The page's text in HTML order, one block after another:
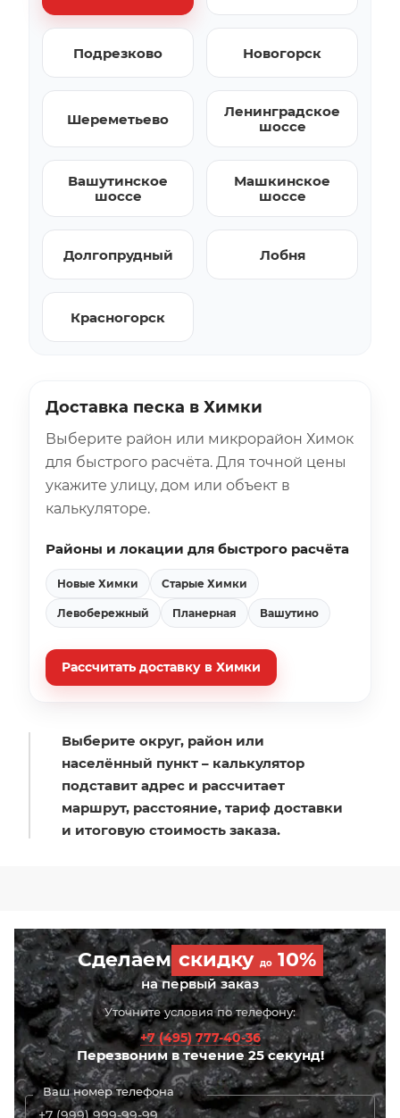
Подрезково Новогорск
Шереметьево
Ленинградское
шоссе
Вашутинское
шоссе
Машкинское
шоссе
Долгопрудный Лобня
Красногорск
Доставка песка в Химки
Выберите район или микрорайон Химок
для быстрого расчёта. Для точной цены
укажите улицу, дом или объект в
калькуляторе.
Районы и локации для быстрого расчёта
Новые Химки Старые Химки
Левобережный Планерная Вашутино
Рассчитать доставку в Химки
Выберите округ, район или
населённый пункт – калькулятор
подставит адрес и рассчитает
маршрут, расстояние, тариф доставки
и итоговую стоимость заказа.
Сделаем скидку до10%
на первый заказ
Уточните условия по телефону:
+7 (495) 777-40-36
Перезвоним в течение 25 секунд!
Ваш номер телефона